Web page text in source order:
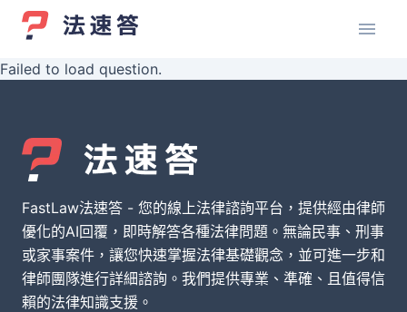
Failed to load question.
FastLaw法速答 - 您的線上法律諮詢平台，提供經由律師
優化的AI回覆，即時解答各種法律問題。無論民事、刑事
或家事案件，讓您快速掌握法律基礎觀念，並可進一步和
律師團隊進行詳細諮詢。我們提供專業、準確、且值得信
賴的法律知識支援。